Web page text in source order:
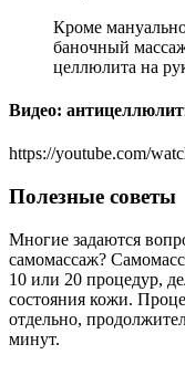
Кроме
баночный
целлюлита на
Видео:
https://youtube.com/
Полезные советы
Многие задаются
самомассаж?
10 или 20 процедур,
состояния кожи.
отдельно,
минут.